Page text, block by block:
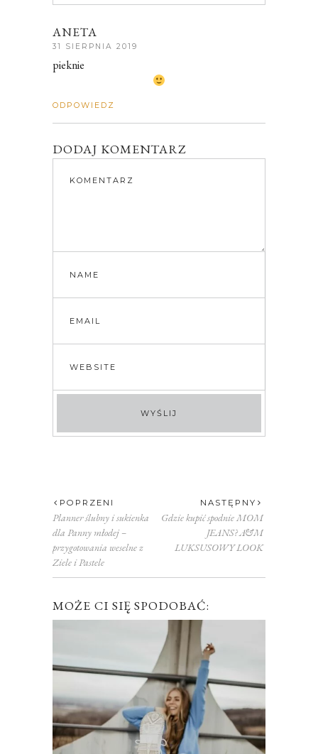
ANETA
31 SIERPNIA 2019
pieknie
ODPOWIEDZ
DODAJ KOMENTARZ
POPRZENI
Planner ślubny i sukienka
dla Panny młodej –
przygotowania weselne z
Ziele i Pastele
NASTĘPNY
Gdzie kupić spodnie MOM
JEANS? A&M
LUKSUSOWY LOOK
MOŻE CI SIĘ SPODOBAĆ: